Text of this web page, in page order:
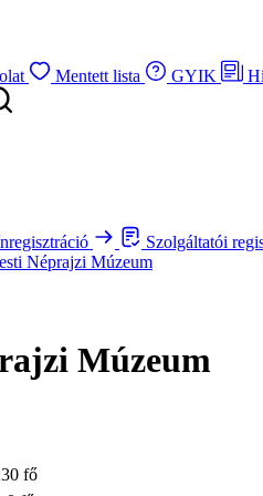
Mentett lista GYIK
Szolgáltatói
Néprajzi Múzeum
Múzeum
fő